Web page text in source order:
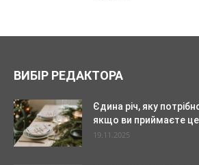
ВИБІР РЕДАКТОРА
Єдина річ, яку
якщо ви приймаєте
19.11.2025